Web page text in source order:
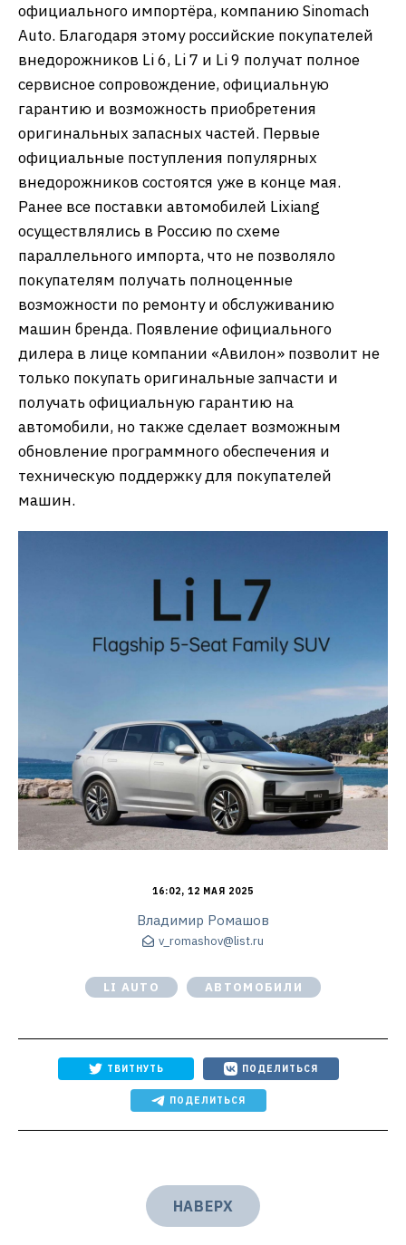
официального импортёра, компанию Sinomach
Auto. Благодаря этому российские покупателей
внедорожников Li 6, Li 7 и Li 9 получат полное
сервисное сопровождение, официальную
гарантию и возможность приобретения
оригинальных запасных частей. Первые
официальные поступления популярных
внедорожников состоятся уже в конце мая.
Ранее все поставки автомобилей Lixiang
осуществлялись в Россию по схеме
параллельного импорта, что не позволяло
покупателям получать полноценные
возможности по ремонту и обслуживанию
машин бренда. Появление официального
дилера в лице компании «Авилон» позволит не
только покупать оригинальные запчасти и
получать официальную гарантию на
автомобили, но также сделает возможным
обновление программного обеспечения и
техническую поддержку для покупателей
машин.
16:02, 12 МАЯ 2025
Владимир Ромашов
v_romashov@list.ru
LI AUTO АВТОМОБИЛИ
ТВИТНУТЬ ПОДЕЛИТЬСЯ
ПОДЕЛИТЬСЯ
НАВЕРХ